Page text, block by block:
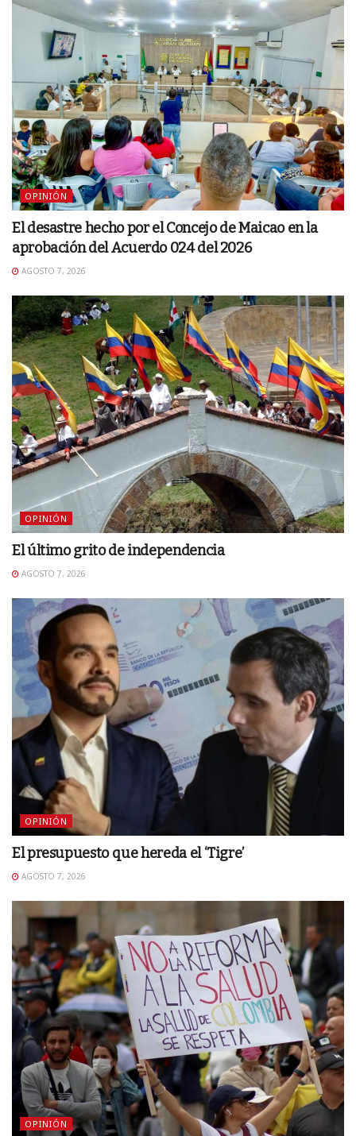
OPINIÓN
El desastre hecho por el Concejo de Maicao en la
aprobación del Acuerdo 024 del 2026
AGOSTO 7, 2026
OPINIÓN
El último grito de independencia
AGOSTO 7, 2026
OPINIÓN
El presupuesto que hereda el ‘Tigre’
AGOSTO 7, 2026
OPINIÓN